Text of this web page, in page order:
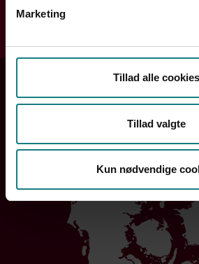
Marketing
Tillad alle cookies
Tillad valgte
Kun nødvendige